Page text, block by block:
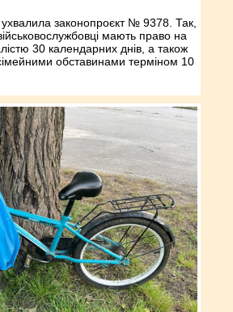
законопроєкт № 9378. Так,
мають право на
30 календарних днів, а також
обставинами терміном 10